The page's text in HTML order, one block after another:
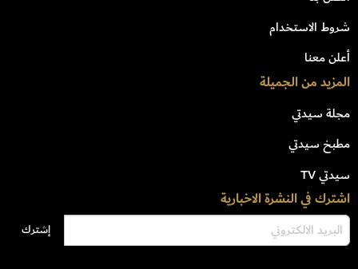
شروط الاستخدام
أعلن معنا
المزيد من الجميلة
مجلة سيدتي
مطبخ سيدتي
سيدتي TV
اشترك في النشرة الاخبارية